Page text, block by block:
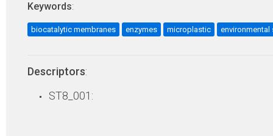
Keywords:
biocatalytic membranes enzymes microplastic environmental
Descriptors:
ST8_001: